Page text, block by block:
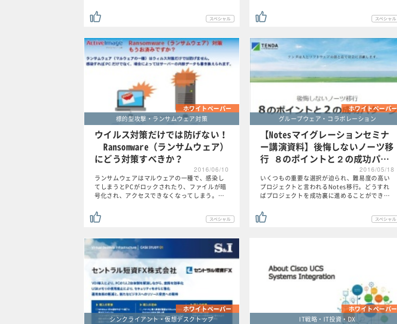
ホワイトペーパー
標的型攻撃・ランサムウェア対策
ウイルス対策だけでは防げない！
Ransomware（ランサムウェア）
にどう対策すべきか？
2016/06/10
ランサムウェアはマルウェアの一種で、感染し
てしまうとPCがロックされたり、ファイルが暗
号化され、アクセスできなくなってしまう。…
ホワイトペーパー
グループウェア・コラボレーション
【Notesマイグレーションセミナ
ー講演資料】後悔しないノーツ移
行 ８のポイントと２の成功パ…
2016/05/18
いくつもの重要な選択が迫られ、難易度の高い
プロジェクトと言われるNotes移行。どうすれ
ばプロジェクトを成功裏に進めることができ…
ホワイトペーパー
シンクライアント・仮想デスクトップ
ホワイトペーパー
IT戦略・IT投資・DX